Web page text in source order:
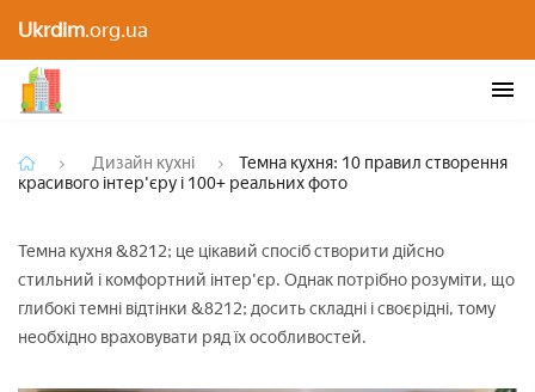
Ukrdim.org.ua
інтер'єру і 100+ реальних фото
Дизайн кухні
Темна кухня: 10 правил створення
красивого інтер'єру і 100+ реальних фото
Темна кухня &8212; це цікавий спосіб створити дійсно
стильний і комфортний інтер'єр. Однак потрібно розуміти, що
глибокі темні відтінки &8212; досить складні і своєрідні, тому
необхідно враховувати ряд їх особливостей.